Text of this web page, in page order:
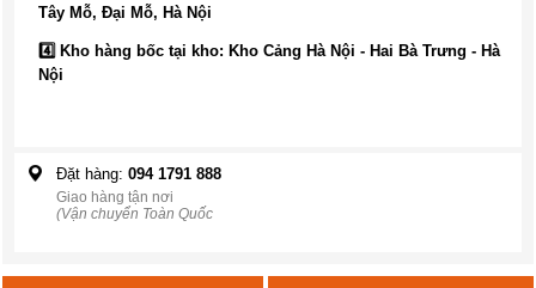
Tây Mỗ, Đại Mỗ, Hà Nội
4️⃣ Kho hàng bốc tại kho: Kho Cảng Hà Nội - Hai Bà Trưng - Hà
Nội
Đặt hàng: 094 1791 888
Giao hàng tận nơi
(Vận chuyển Toàn Quốc